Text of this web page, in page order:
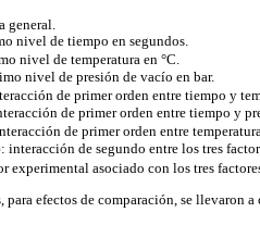
general.
nivel de tiempo en segundos.
nivel de temperatura en °C.
nivel de presión de vacío en bar.
de primer orden entre tiempo y
de primer orden entre tiempo y
de primer orden entre
: interacción de segundo entre los tres
experimental asociado con los tres
para efectos de comparación, se llevaron